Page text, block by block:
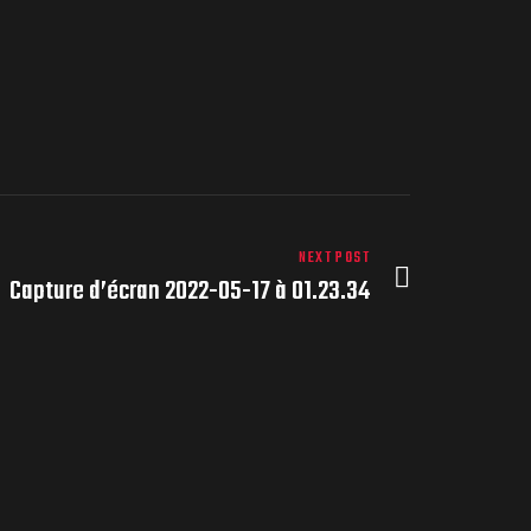
NEXT POST
Capture d’écran 2022-05-17 à 01.23.34